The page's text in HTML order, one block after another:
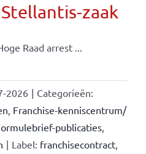
zaak
Raad arrest ...
2026 | Categorieën:
Franchise-kenniscentrum/
publicaties,
| Label: franchisecontract,